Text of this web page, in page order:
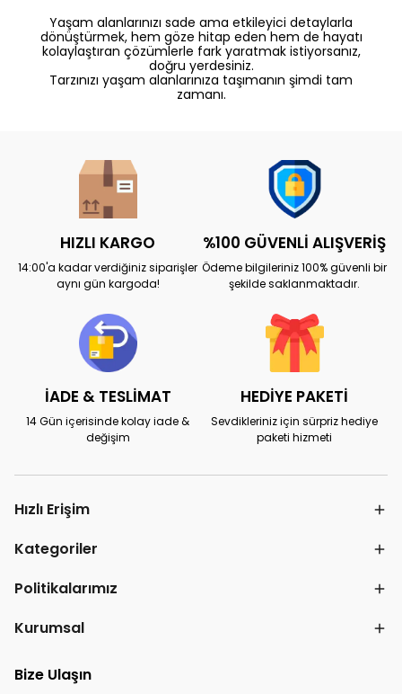
Yaşam alanlarınızı sade ama etkileyici detaylarla
dönüştürmek, hem göze hitap eden hem de hayatı
kolaylaştıran çözümlerle fark yaratmak istiyorsanız,
doğru yerdesiniz.
Tarzınızı yaşam alanlarınıza taşımanın şimdi tam
zamanı.
HIZLI KARGO
14:00'a kadar verdiğiniz siparişler
aynı gün kargoda!
%100 GÜVENLİ ALIŞVERİŞ
Ödeme bilgileriniz 100% güvenli bir
şekilde saklanmaktadır.
İADE & TESLİMAT
14 Gün içerisinde kolay iade &
değişim
HEDİYE PAKETİ
Sevdikleriniz için sürpriz hediye
paketi hizmeti
Hızlı Erişim
Kategoriler
Politikalarımız
Kurumsal
Bize Ulaşın